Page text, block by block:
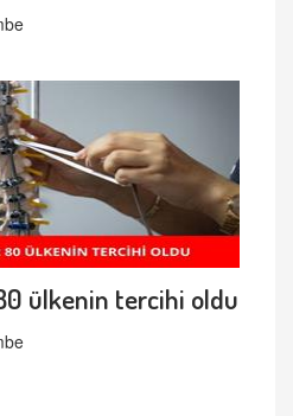
ülkenin tercihi oldu